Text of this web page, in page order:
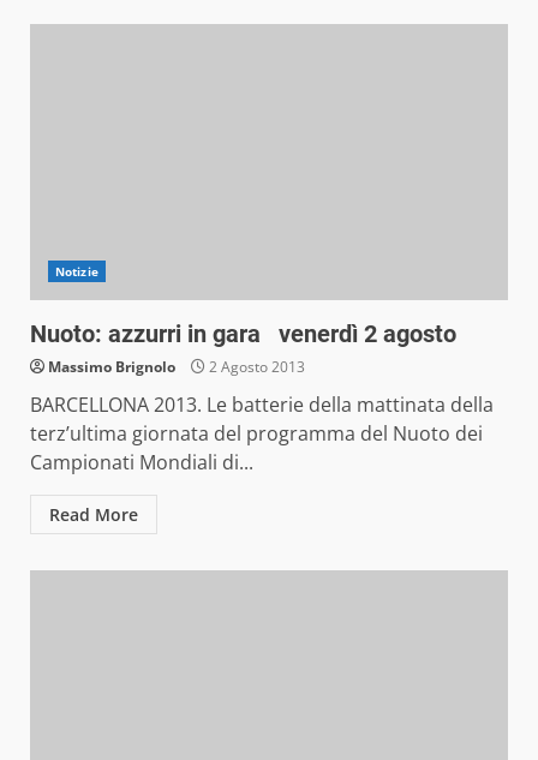
Notizie
Nuoto: azzurri in gara venerdì 2 agosto
Massimo Brignolo 2 Agosto 2013
BARCELLONA 2013. Le batterie della mattinata della
terz’ultima giornata del programma del Nuoto dei
Campionati Mondiali di...
Read More